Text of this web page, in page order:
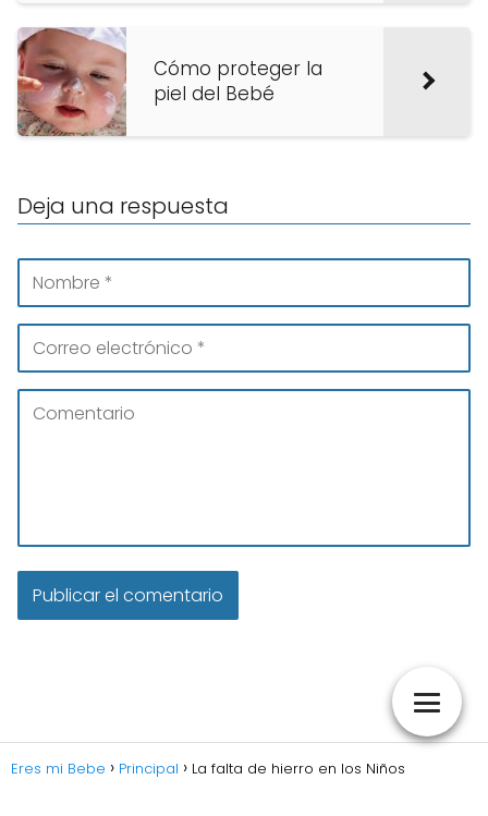
Cómo proteger la
piel del Bebé
Deja una respuesta
Eres mi Bebe Principal La falta de hierro en los Niños